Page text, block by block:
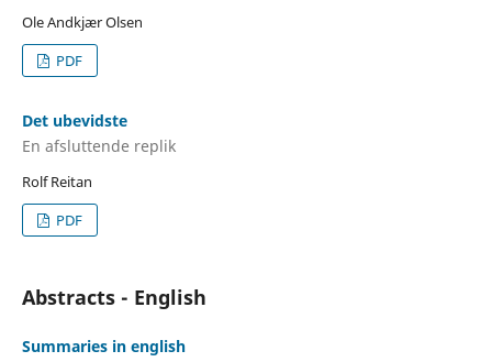
Ole Andkjær Olsen
PDF
Det ubevidste
En afsluttende replik
Rolf Reitan
PDF
Abstracts - English
Summaries in english